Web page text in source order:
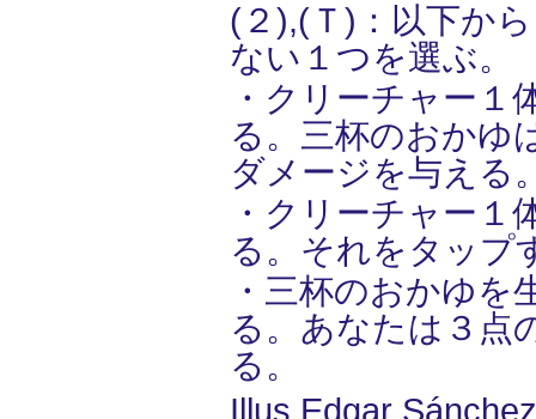
(２),(Ｔ)：以下か
ない１つを選ぶ。
・クリーチャー１
る。三杯のおかゆ
ダメージを与える
・クリーチャー１
る。それをタップ
・三杯のおかゆを
る。あなたは３点
る。
Illus.Edgar